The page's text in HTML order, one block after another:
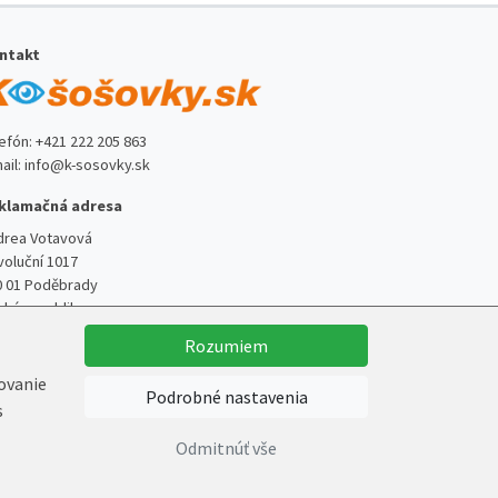
+421 222 205 863
info@k-sosovky.sk
adresa
Votavová
1017
01 Poděbrady
republika
Rozumiem
Podrobné nastavenia
Odmitnúť vše